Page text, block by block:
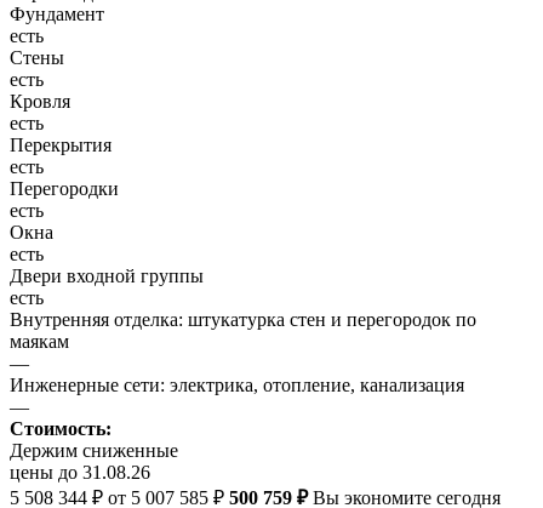
Фундамент
есть
Стены
есть
Кровля
есть
Перекрытия
есть
Перегородки
есть
Окна
есть
Двери входной группы
есть
Внутренняя отделка: штукатурка стен и перегородок по
маякам
—
Инженерные сети: электрика, отопление, канализация
—
Стоимость:
Держим сниженные
цены до 31.08.26
5 508 344 ₽ от 5 007 585 ₽ 500 759 ₽Вы экономите сегодня